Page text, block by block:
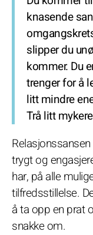
knasende
slipper du
kommer. Du
trenger for å
litt mindre
Trå litt
trygt og
har, på alle
tilfredsstillelse.
å ta opp en prat
snakke om.